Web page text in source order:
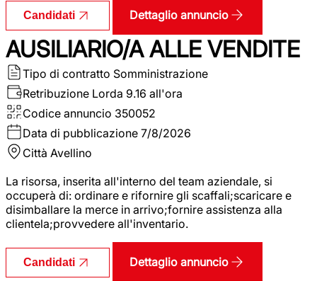
Candidati Dettaglio annuncio
AUSILIARIO/A ALLE VENDITE
Tipo di contratto Somministrazione
Retribuzione Lorda 9.16 all'ora
Codice annuncio 350052
Data di pubblicazione 7/8/2026
Città Avellino
La risorsa, inserita all'interno del team aziendale, si
occuperà di: ordinare e rifornire gli scaffali;scaricare e
disimballare la merce in arrivo;fornire assistenza alla
clientela;provvedere all'inventario.
Candidati Dettaglio annuncio